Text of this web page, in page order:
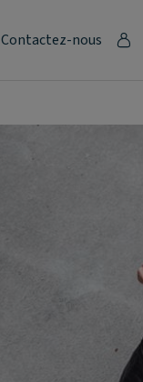
Contactez-nous